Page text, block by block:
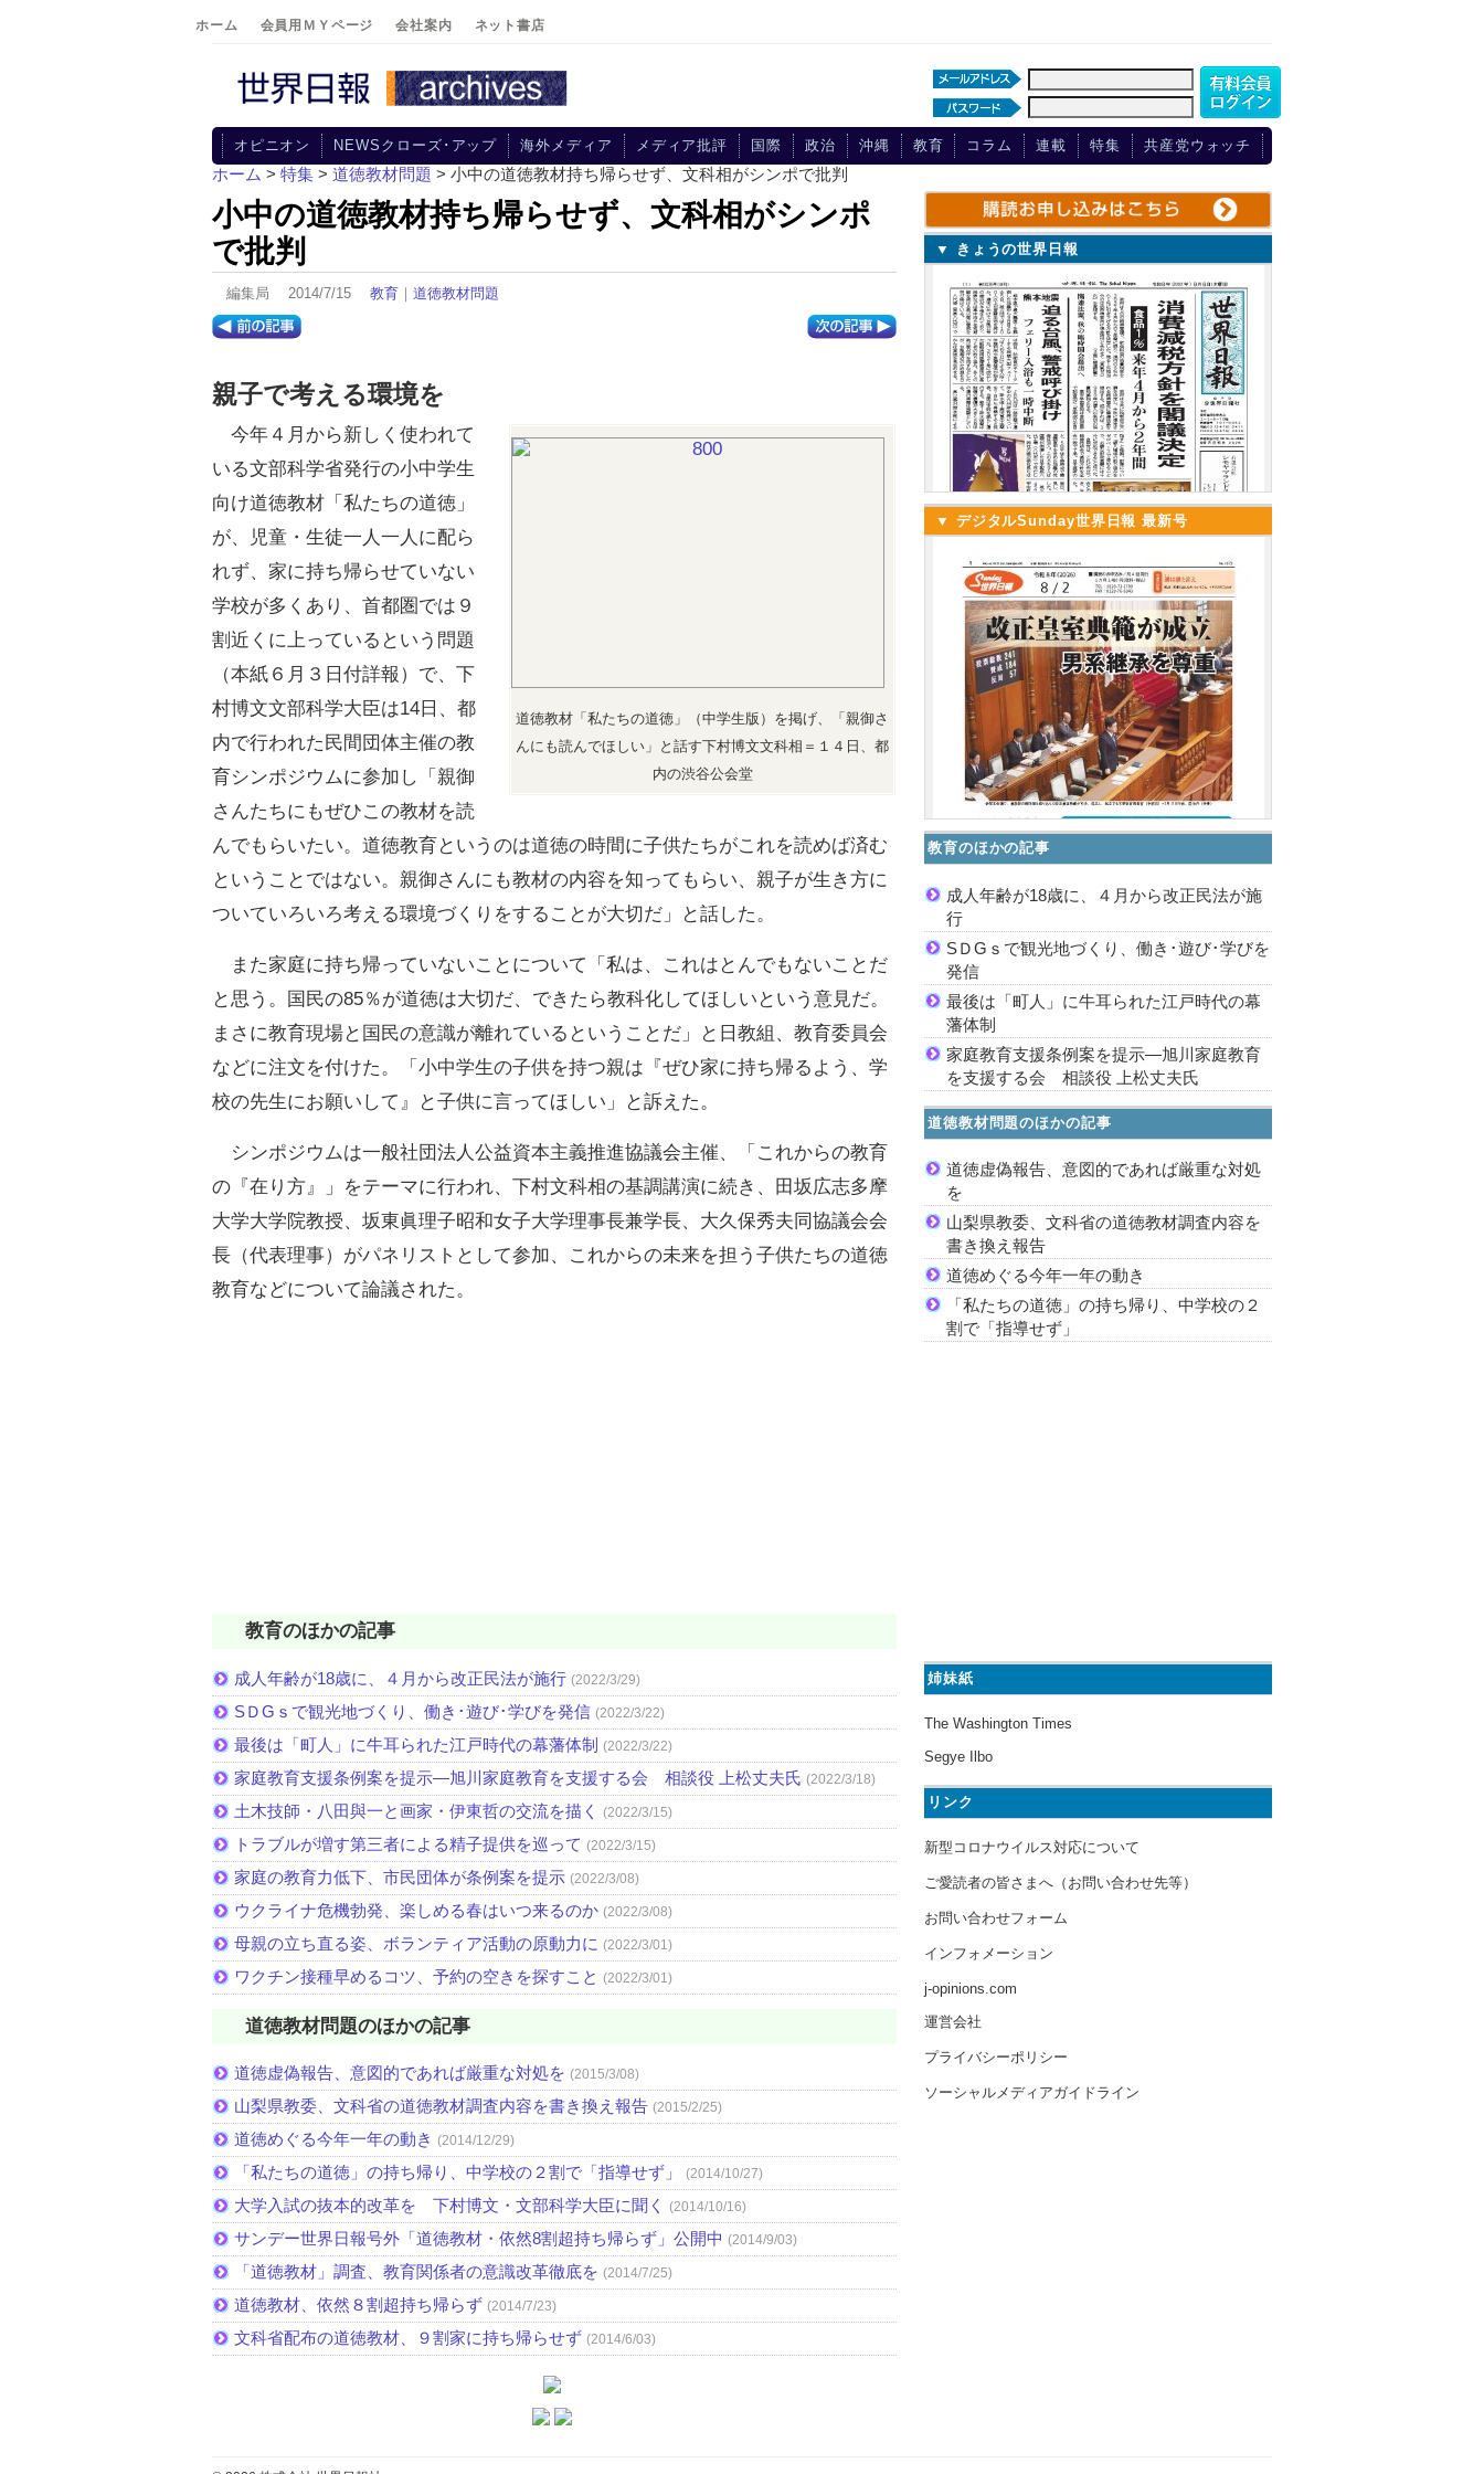
ホーム 会員用ＭＹページ 会社案内 ネット書店
オピニオン NEWSクローズ･アップ 海外メディア メディア批評 国際 政治 沖縄 教育 コラム 連載 特集 共産党ウォッチ
ホーム > 特集 > 道徳教材問題 > 小中の道徳教材持ち帰らせず、文科相がシンポで批判
小中の道徳教材持ち帰らせず、文科相がシンポ
で批判
編集局 2014/7/15 教育 ｜ 道徳教材問題
親子で考える環境を
道徳教材「私たちの道徳」（中学生版）を掲げ、「親御さ
んにも読んでほしい」と話す下村博文文科相＝１４日、都
内の渋谷公会堂
今年４月から新しく使われて
いる文部科学省発行の小中学生
向け道徳教材「私たちの道徳」
が、児童・生徒一人一人に配ら
れず、家に持ち帰らせていない
学校が多くあり、首都圏では９
割近くに上っているという問題
（本紙６月３日付詳報）で、下
村博文文部科学大臣は14日、都
内で行われた民間団体主催の教
育シンポジウムに参加し「親御
さんたちにもぜひこの教材を読
んでもらいたい。道徳教育というのは道徳の時間に子供たちがこれを読めば済む
ということではない。親御さんにも教材の内容を知ってもらい、親子が生き方に
ついていろいろ考える環境づくりをすることが大切だ」と話した。
また家庭に持ち帰っていないことについて「私は、これはとんでもないことだ
と思う。国民の85％が道徳は大切だ、できたら教科化してほしいという意見だ。
まさに教育現場と国民の意識が離れているということだ」と日教組、教育委員会
などに注文を付けた。「小中学生の子供を持つ親は『ぜひ家に持ち帰るよう、学
校の先生にお願いして』と子供に言ってほしい」と訴えた。
シンポジウムは一般社団法人公益資本主義推進協議会主催、「これからの教育
の『在り方』」をテーマに行われ、下村文科相の基調講演に続き、田坂広志多摩
大学大学院教授、坂東眞理子昭和女子大学理事長兼学長、大久保秀夫同協議会会
長（代表理事）がパネリストとして参加、これからの未来を担う子供たちの道徳
教育などについて論議された。
教育のほかの記事
成人年齢が18歳に、４月から改正民法が施行 (2022/3/29)
SＤGｓで観光地づくり、働き･遊び･学びを発信 (2022/3/22)
最後は「町人」に牛耳られた江戸時代の幕藩体制 (2022/3/22)
家庭教育支援条例案を提示―旭川家庭教育を支援する会 相談役 上松丈夫氏 (2022/3/18)
土木技師・八田與一と画家・伊東哲の交流を描く (2022/3/15)
トラブルが増す第三者による精子提供を巡って (2022/3/15)
家庭の教育力低下、市民団体が条例案を提示 (2022/3/08)
ウクライナ危機勃発、楽しめる春はいつ来るのか (2022/3/08)
母親の立ち直る姿、ボランティア活動の原動力に (2022/3/01)
ワクチン接種早めるコツ、予約の空きを探すこと (2022/3/01)
道徳教材問題のほかの記事
道徳虚偽報告、意図的であれば厳重な対処を (2015/3/08)
山梨県教委、文科省の道徳教材調査内容を書き換え報告 (2015/2/25)
道徳めぐる今年一年の動き (2014/12/29)
「私たちの道徳」の持ち帰り、中学校の２割で「指導せず」 (2014/10/27)
大学入試の抜本的改革を 下村博文・文部科学大臣に聞く (2014/10/16)
サンデー世界日報号外「道徳教材・依然8割超持ち帰らず」公開中 (2014/9/03)
「道徳教材」調査、教育関係者の意識改革徹底を (2014/7/25)
道徳教材、依然８割超持ち帰らず (2014/7/23)
文科省配布の道徳教材、９割家に持ち帰らせず (2014/6/03)
▼ きょうの世界日報
▼ デジタルSunday世界日報 最新号
教育のほかの記事
成人年齢が18歳に、４月から改正民法が施
行
SＤGｓで観光地づくり、働き･遊び･学びを
発信
最後は「町人」に牛耳られた江戸時代の幕
藩体制
家庭教育支援条例案を提示―旭川家庭教育
を支援する会 相談役 上松丈夫氏
道徳教材問題のほかの記事
道徳虚偽報告、意図的であれば厳重な対処
を
山梨県教委、文科省の道徳教材調査内容を
書き換え報告
道徳めぐる今年一年の動き
「私たちの道徳」の持ち帰り、中学校の２
割で「指導せず」
姉妹紙
The Washington Times
Segye Ilbo
リンク
新型コロナウイルス対応について
ご愛読者の皆さまへ（お問い合わせ先等）
お問い合わせフォーム
インフォメーション
j-opinions.com
運営会社
プライバシーポリシー
ソーシャルメディアガイドライン